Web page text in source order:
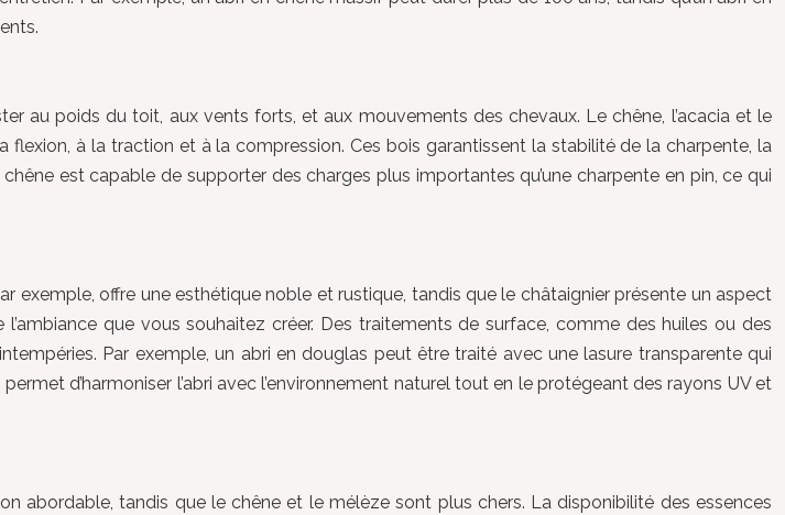
au poids du toit, aux vents forts, et aux mouvements des chevaux. Le chêne, l’acacia et le
à la traction et à la compression. Ces bois garantissent la stabilité de la charpente, la
est capable de supporter des charges plus importantes qu’une charpente en pin, ce qui
exemple, offre une esthétique noble et rustique, tandis que le châtaignier présente un aspect
que vous souhaitez créer. Des traitements de surface, comme des huiles ou des
Par exemple, un abri en douglas peut être traité avec une lasure transparente qui
d’harmoniser l’abri avec l’environnement naturel tout en le protégeant des rayons UV et
abordable, tandis que le chêne et le mélèze sont plus chers. La disponibilité des essences